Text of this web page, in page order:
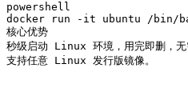
powershell
docker run -it ubuntu /bin/
核心优势
秒级启动 Linux 环境，用完即删，无
支持任意 Linux 发行版镜像。